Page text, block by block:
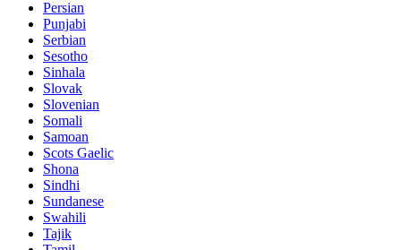
Persian
Punjabi
Serbian
Sesotho
Sinhala
Slovak
Slovenian
Somali
Samoan
Scots Gaelic
Shona
Sindhi
Sundanese
Swahili
Tajik